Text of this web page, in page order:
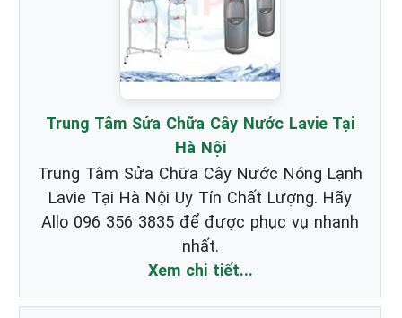
Trung Tâm Sửa Chữa Cây Nước Lavie Tại
Hà Nội
Trung Tâm Sửa Chữa Cây Nước Nóng Lạnh
Lavie Tại Hà Nội Uy Tín Chất Lượng. Hãy
Allo 096 356 3835 để được phục vụ nhanh
nhất.
Xem chi tiết...